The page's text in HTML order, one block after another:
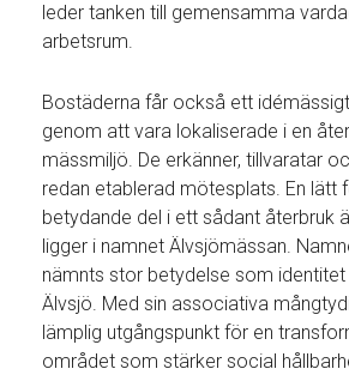
leder tanken till gemensamma
arbetsrum.
Bostäderna får också ett idémässigt
genom att vara lokaliserade i en
mässmiljö. De erkänner, tillvaratar
redan etablerad mötesplats. En lätt
betydande del i ett sådant återbruk
ligger i namnet Älvsjömässan.
nämnts stor betydelse som
Älvsjö. Med sin associativa
lämplig utgångspunkt för en
området som stärker social